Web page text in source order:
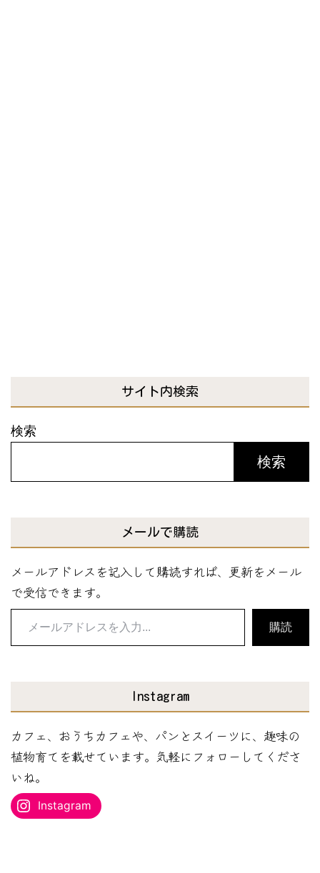
サイト内検索
検索
検索
メールで購読
メールアドレスを記入して購読すれば、更新をメール
で受信できます。
ス
を
入
力...
購読
Instagram
カフェ、おうちカフェや、パンとスイーツに、趣味の
植物育てを載せています。気軽にフォローしてくださ
いね。
Instagram